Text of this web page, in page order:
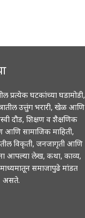
प्रत्येक घटकांच्या घडामोडी,
उत्तुंग भरारी, खेळ आणि
दौड, शिक्षण व शैक्षणिक
आणि सामाजिक माहिती,
विकृती, जनजागृती आणि
आपल्या लेख, कथा, काव्य,
माध्यमातून समाजापुढे मांडत
असते.